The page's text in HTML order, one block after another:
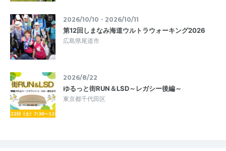
2026/10/10・2026/10/11
第12回しまなみ海道ウルトラウォーキング2026
広島県尾道市
2026/8/22
ゆるっと街RUN＆LSD～レガシー後編～
東京都千代田区